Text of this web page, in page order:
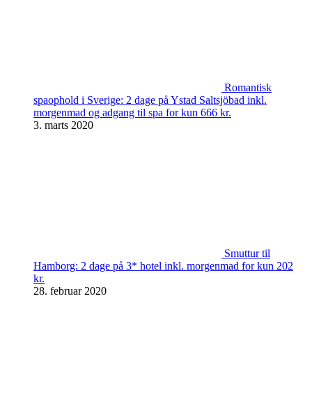
Romantisk
spaophold i Sverige: 2 dage på Ystad Saltsjöbad inkl.
morgenmad og adgang til spa for kun 666 kr.
3. marts 2020
Smuttur til
Hamborg: 2 dage på 3* hotel inkl. morgenmad for kun 202
kr.
28. februar 2020